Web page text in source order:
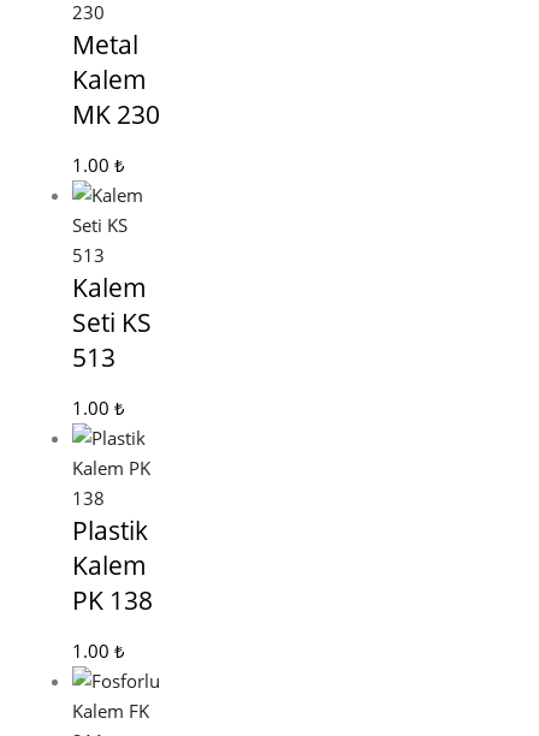
Metal
Kalem
MK 230
1.00 ₺
Kalem
Seti KS
513
1.00 ₺
Plastik
Kalem
PK 138
1.00 ₺